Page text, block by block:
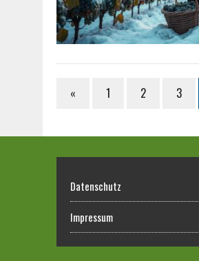
« 1 2 3
Datenschutz
Impressum